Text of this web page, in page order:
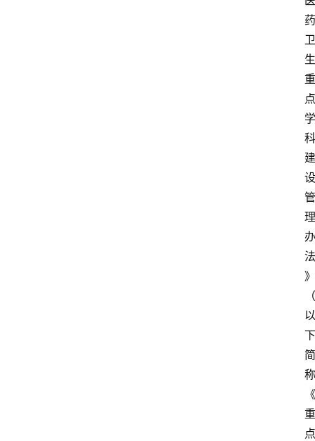
药
卫
生
重
点
学
科
建
设
管
理
办
法
》
（
以
下
简
称
《
重
点